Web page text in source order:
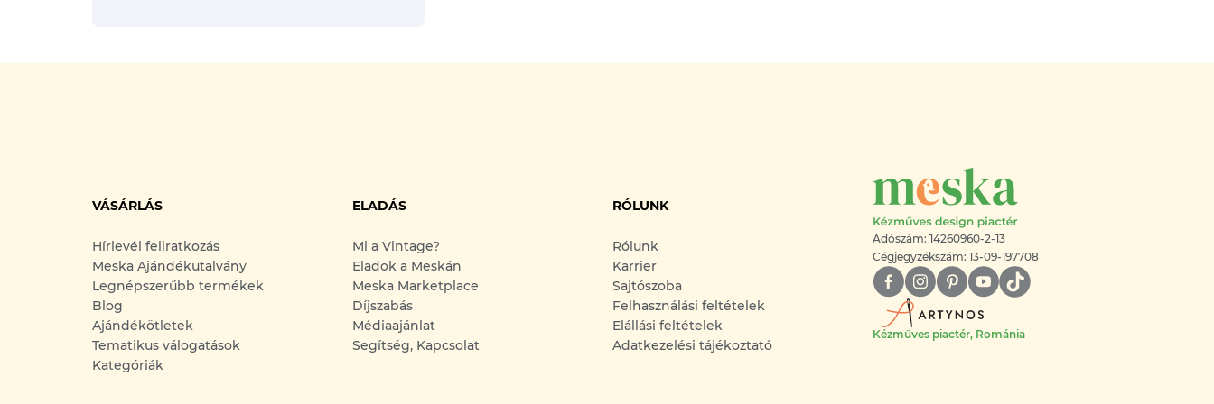
VÁSÁRLÁS
Hírlevél feliratkozás
Meska Ajándékutalvány
Legnépszerűbb termékek
Blog
Ajándékötletek
Tematikus válogatások
Kategóriák
ELADÁS
Mi a Vintage?
Eladok a Meskán
Meska Marketplace
Díjszabás
Médiaajánlat
Segítség, Kapcsolat
RÓLUNK
Rólunk
Karrier
Sajtószoba
Felhasználási feltételek
Elállási feltételek
Adatkezelési tájékoztató
Adószám: 14260960-2-13
Cégjegyzékszám: 13-09-197708
Kézműves piactér, Románia